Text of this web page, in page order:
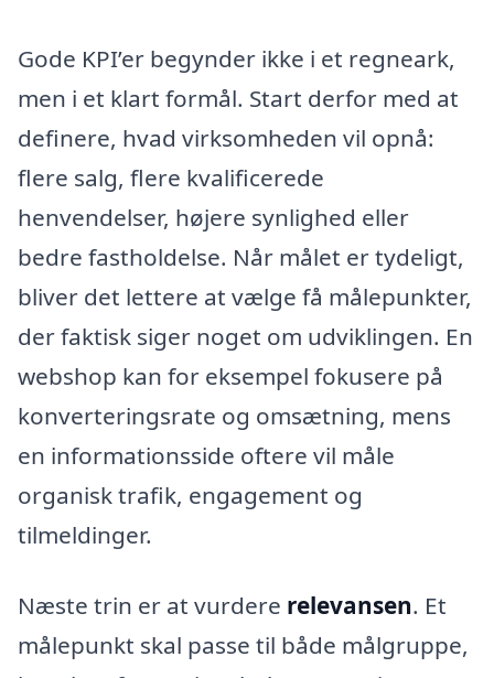
Gode KPI’er begynder ikke i et regneark,
men i et klart formål. Start derfor med at
definere, hvad virksomheden vil opnå:
flere salg, flere kvalificerede
henvendelser, højere synlighed eller
bedre fastholdelse. Når målet er tydeligt,
bliver det lettere at vælge få målepunkter,
der faktisk siger noget om udviklingen. En
webshop kan for eksempel fokusere på
konverteringsrate og omsætning, mens
en informationsside oftere vil måle
organisk trafik, engagement og
tilmeldinger.
Næste trin er at vurdere relevansen. Et
målepunkt skal passe til både målgruppe,